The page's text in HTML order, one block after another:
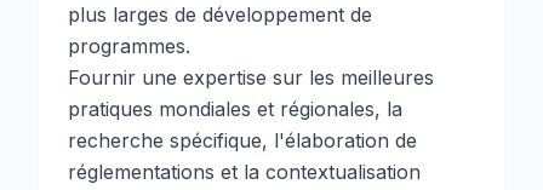
plus larges de développement de
programmes.
Fournir une expertise sur les meilleures
pratiques mondiales et régionales, la
recherche spécifique, l'élaboration de
réglementations et la contextualisation